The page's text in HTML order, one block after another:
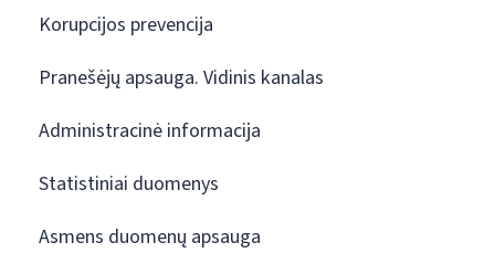
Korupcijos prevencija
Pranešėjų apsauga. Vidinis kanalas
Administracinė informacija
Statistiniai duomenys
Asmens duomenų apsauga